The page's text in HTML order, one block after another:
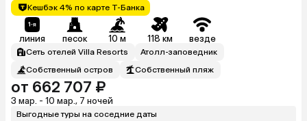
Кешбэк 4% по карте Т-Банка
линия песок 10 м 118 км везде
Сеть отелей Villa Resorts
Атолл-заповедник
Собственный остров
Собственный пляж
от 662 707 ₽
3 мар. - 10 мар., 7 ночей
Выгодные туры на соседние даты